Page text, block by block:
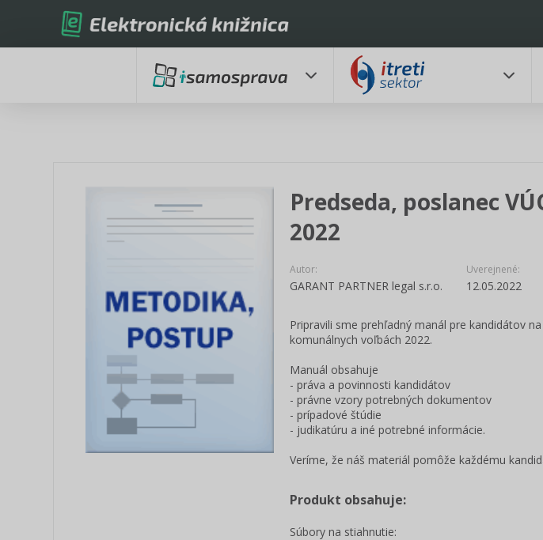
Predseda, poslanec
2022
Autor:
GARANT PARTNER legal s.r.o.
Uverejnené:
12.05.2022
Pripravili sme prehľadný manál pre kandidátov
komunálnych voľbách 2022.
Manuál obsahuje
- práva a povinnosti kandidátov
- právne vzory potrebných dokumentov
- prípadové štúdie
- judikatúru a iné potrebné informácie.
Veríme, že náš materiál pomôže každému
Produkt obsahuje:
Súbory na stiahnutie: